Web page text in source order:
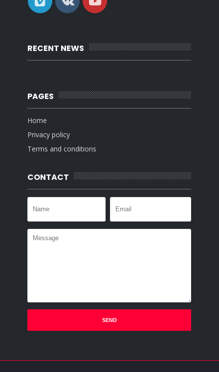
RECENT NEWS
PAGES
Home
Privacy policy
Terms and conditions
CONTACT